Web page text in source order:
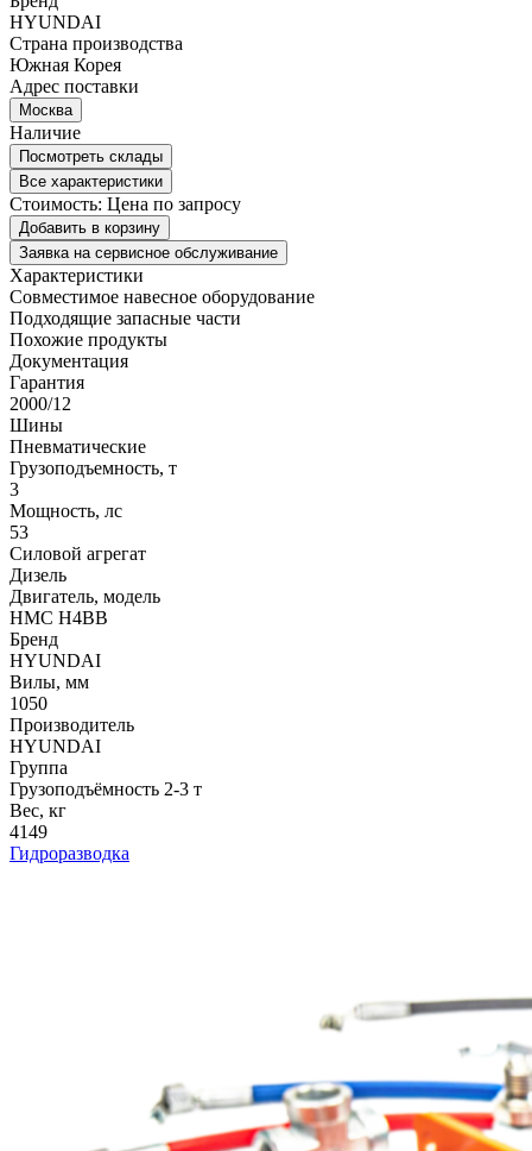
HYUNDAI
Страна производства
Южная Корея
Адрес поставки
Москва
Наличие
Посмотреть склады
Все характеристики
Стоимость: Цена по запросу
Добавить в корзину
Заявка на сервисное обслуживание
Характеристики
Совместимое навесное оборудование
Подходящие запасные части
Похожие продукты
Документация
Гарантия
2000/12
Шины
Пневматические
Грузоподъемность, т
3
Мощность, лс
53
Силовой агрегат
Дизель
Двигатель, модель
HMC H4BB
Бренд
HYUNDAI
Вилы, мм
1050
Производитель
HYUNDAI
Группа
Грузоподъёмность 2-3 т
Вес, кг
4149
Гидроразводка